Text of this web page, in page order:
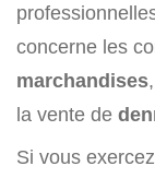
concerne les
marchandises
la vente de
Si vous